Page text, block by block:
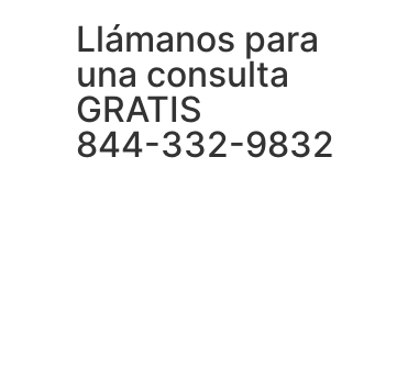
Llámanos para
una consulta
GRATIS
844-332-9832